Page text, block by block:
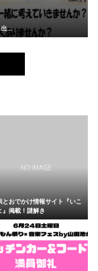
...
とおでかけ情報サイト『いこ
』掲載！謎解き